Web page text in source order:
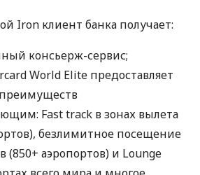
Iron клиент банка получает:
консьерж-сервис;
World Elite предоставляет
Fast track в зонах вылета
безлимитное посещение
(850+ аэропортов) и Lounge